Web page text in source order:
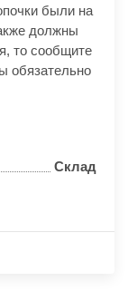
были на
должны
то сообщите
обязательно
Склад